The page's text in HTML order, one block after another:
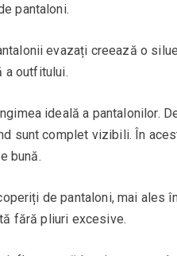
pantaloni.
evazați creează o
a outfitului.
ideală a pantalonilor.
sunt complet vizibili. În
bună.
de pantaloni, mai ales
fără pliuri excesive.